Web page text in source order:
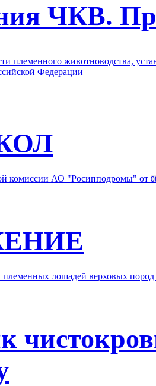
ЧКВ.
племенного животноводства,
Федерации
комиссии АО "Росипподромы" от
лошадей верховых